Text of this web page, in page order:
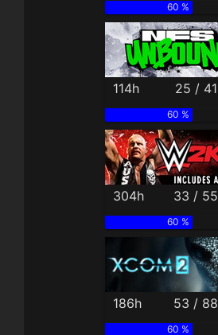
60 %
114h 25 / 41
60 %
304h 33 / 55
60 %
186h 53 / 88
60 %